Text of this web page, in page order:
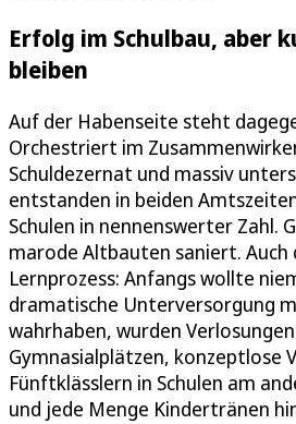
Erfolg im Schulbau, aber
bleiben
Auf der Habenseite steht
Orchestriert im
Schuldezernat und massiv
entstanden in beiden
Schulen in nennenswerter Zahl.
marode Altbauten saniert. Auch
Lernprozess: Anfangs wollte
dramatische Unterversorgung
wahrhaben, wurden
Gymnasialplätzen, konzeptlose
Fünftklässlern in Schulen am
und jede Menge Kindertränen